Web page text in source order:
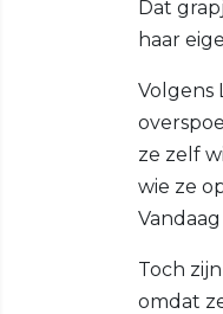
Dat
haar
Volgens
ze zelf
wie ze
Toch
omdat